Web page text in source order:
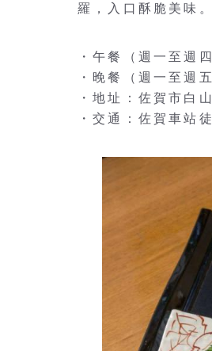
羅，入口酥脆美味
・午餐（週一至週
・晚餐（週一至週
・地址：佐賀市白
・交通：佐賀車站